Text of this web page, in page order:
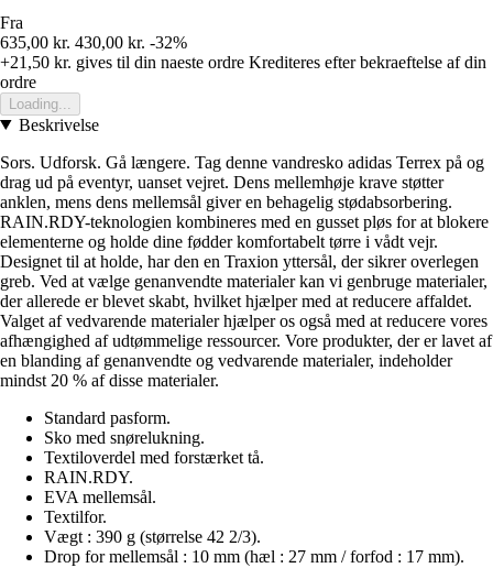
Fra
635,00 kr. 430,00 kr. -32%
+21,50 kr. gives til din naeste ordre Krediteres efter bekraeftelse af din
ordre
Loading...
Beskrivelse
Sors. Udforsk. Gå længere. Tag denne vandresko adidas Terrex på og
drag ud på eventyr, uanset vejret. Dens mellemhøje krave støtter
anklen, mens dens mellemsål giver en behagelig stødabsorbering.
RAIN.RDY-teknologien kombineres med en gusset pløs for at blokere
elementerne og holde dine fødder komfortabelt tørre i vådt vejr.
Designet til at holde, har den en Traxion yttersål, der sikrer overlegen
greb. Ved at vælge genanvendte materialer kan vi genbruge materialer,
der allerede er blevet skabt, hvilket hjælper med at reducere affaldet.
Valget af vedvarende materialer hjælper os også med at reducere vores
afhængighed af udtømmelige ressourcer. Vore produkter, der er lavet af
en blanding af genanvendte og vedvarende materialer, indeholder
mindst 20 % af disse materialer.
Standard pasform.
Sko med snørelukning.
Textiloverdel med forstærket tå.
RAIN.RDY.
EVA mellemsål.
Textilfor.
Vægt : 390 g (størrelse 42 2/3).
Drop for mellemsål : 10 mm (hæl : 27 mm / forfod : 17 mm).